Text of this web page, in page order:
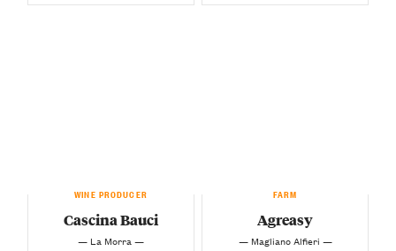
WINE PRODUCER
Cascina Bauci
— La Morra —
FARM
Agreasy
— Magliano Alfieri —